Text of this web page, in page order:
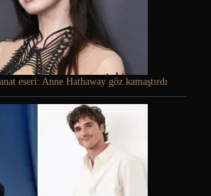
eseri: Anne Hathaway göz kamaştırdı